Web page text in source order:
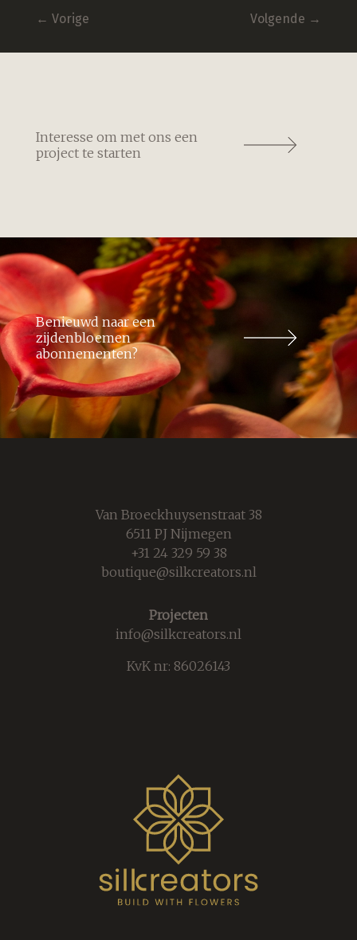
← Vorige Volgende →
Interesse om met ons een
project te starten
Benieuwd naar een
zijdenbloemen
abonnementen?
Van Broeckhuysenstraat 38
6511 PJ Nijmegen
+31 24 329 59 38
boutique@silkcreators.nl
Projecten
info@silkcreators.nl
KvK nr: 86026143